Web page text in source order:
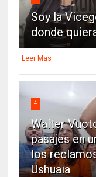
Soy la
donde
Leer Mas
4
Walter
pasajes en
los
Ushuaia